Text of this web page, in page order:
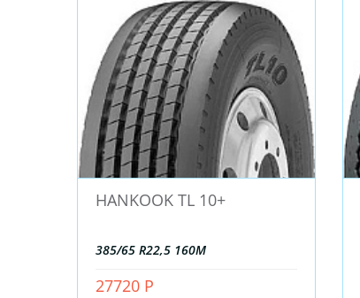
HANKOOK TL 10+
385/65 R22,5 160M
27720 Р